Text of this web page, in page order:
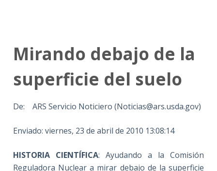
Mirando debajo de la
superficie del suelo
De: ARS Servicio Noticiero (Noticias@ars.usda.gov)
Enviado: viernes, 23 de abril de 2010 13:08:14
HISTORIA CIENTÍFICA: Ayudando a la Comisión
Reguladora Nuclear a mirar debajo de la superficie